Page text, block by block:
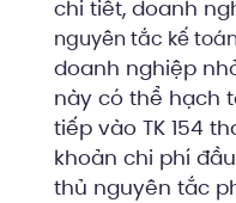
chi tiết, doanh
nguyên tắc kế toán
doanh nghiệp
này có thể hạch
tiếp vào TK 154
khoản chi phí
thủ nguyên tắc